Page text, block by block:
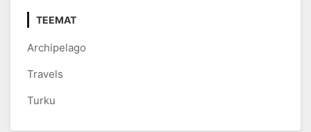
TEEMAT
Archipelago
Travels
Turku